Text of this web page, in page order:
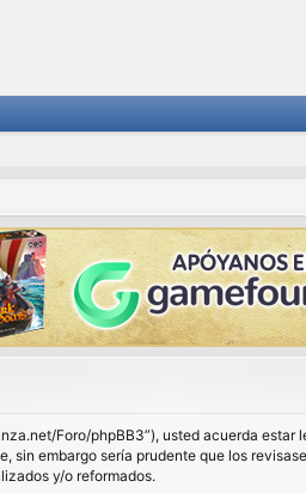
Foro/phpBB3”), usted acuerda
sin embargo sería prudente que los
y/o reformados.